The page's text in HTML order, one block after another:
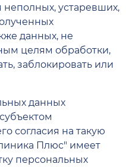
устаревших,
данных, не
целям обработки,
заблокировать или
данных
согласия на такую
Плюс" имеет
персональных